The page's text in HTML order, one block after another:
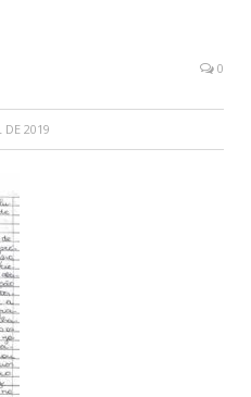
0
DE 2019